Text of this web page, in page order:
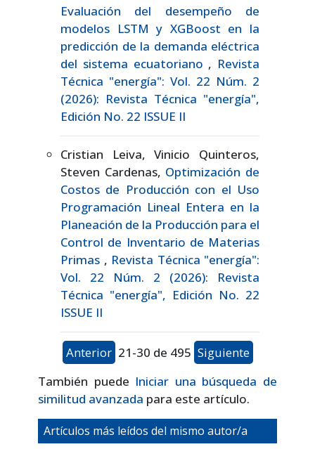
Evaluación del desempeño de
modelos LSTM y XGBoost en la
predicción de la demanda eléctrica
del sistema ecuatoriano , Revista
Técnica "energía": Vol. 22 Núm. 2
(2026): Revista Técnica "energía",
Edición No. 22 ISSUE II
Cristian Leiva, Vinicio Quinteros,
Steven Cardenas, Optimización de
Costos de Producción con el Uso
Programación Lineal Entera en la
Planeación de la Producción para el
Control de Inventario de Materias
Primas , Revista Técnica "energía":
Vol. 22 Núm. 2 (2026): Revista
Técnica "energía", Edición No. 22
ISSUE II
Anterior 21-30 de 495 Siguiente
También puede Iniciar una búsqueda de
similitud avanzada para este artículo.
Artículos más leídos del mismo autor/a